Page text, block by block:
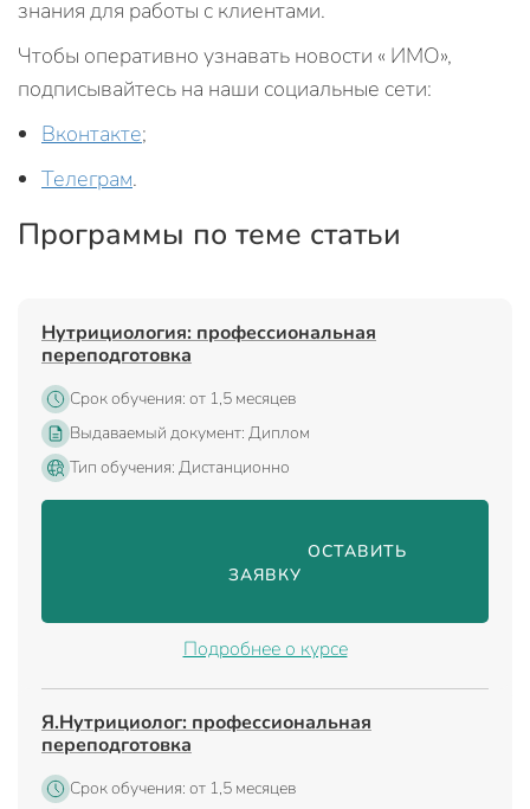
знания для работы с клиентами.
Чтобы оперативно узнавать новости « ИМО»,
подписывайтесь на наши социальные сети:
Вконтакте;
Телеграм.
Программы по теме статьи
Нутрициология: профессиональная
переподготовка
Срок обучения: от 1,5 месяцев
Выдаваемый документ: Диплом
Тип обучения: Дистанционно
                                ОСТАВИТЬ
ЗАЯВКУ
Подробнее о курсе
Я.Нутрициолог: профессиональная
переподготовка
Срок обучения: от 1,5 месяцев